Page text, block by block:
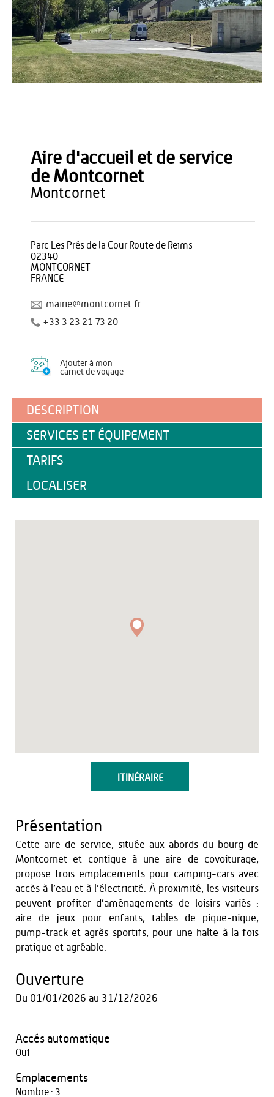
Commune de Montcornet
Aire d'accueil et de service
de Montcornet
montcornet
Parc Les Prés de la Cour Route de Reims
02340
MONTCORNET
FRANCE
mairie@montcornet.fr
+33 3 23 21 73 20
Ajouter à mon
carnet de voyage
DESCRIPTION
SERVICES ET ÉQUIPEMENT
TARIFS
LOCALISER
ITINÉRAIRE
Présentation
Cette aire de service, située aux abords du bourg de
Montcornet et contiguë à une aire de covoiturage,
propose trois emplacements pour camping-cars avec
accès à l’eau et à l’électricité. À proximité, les visiteurs
peuvent profiter d’aménagements de loisirs variés :
aire de jeux pour enfants, tables de pique-nique,
pump-track et agrès sportifs, pour une halte à la fois
pratique et agréable.
Ouverture
Du 01/01/2026 au 31/12/2026
Accés automatique
Oui
Emplacements
Nombre : 3